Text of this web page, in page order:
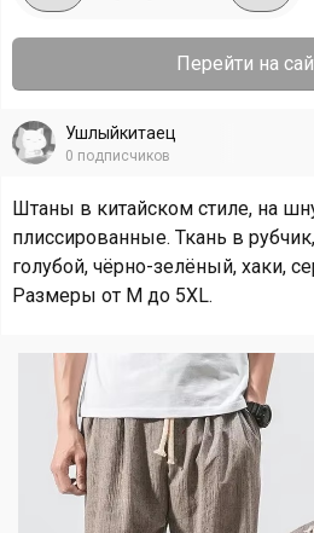
Перейти на
Ушлыйкитаец
0 подписчиков
Штаны в китайском стиле, на
плиссированные. Ткань в
голубой, чёрно-зелёный, хаки,
Размеры от M до 5XL.